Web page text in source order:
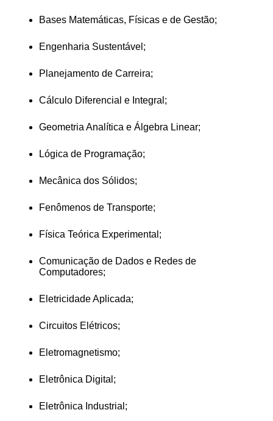
Bases Matemáticas, Físicas e de Gestão;
Engenharia Sustentável;
Planejamento de Carreira;
Cálculo Diferencial e Integral;
Geometria Analítica e Álgebra Linear;
Lógica de Programação;
Mecânica dos Sólidos;
Fenômenos de Transporte;
Física Teórica Experimental;
Comunicação de Dados e Redes de
Computadores;
Eletricidade Aplicada;
Circuitos Elétricos;
Eletromagnetismo;
Eletrônica Digital;
Eletrônica Industrial;